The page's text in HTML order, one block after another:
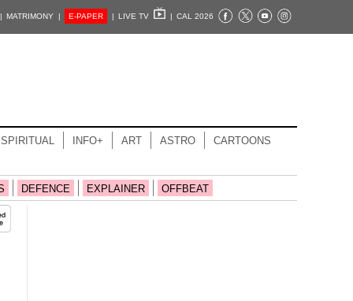
MATRIMONY | E-PAPER | LIVE TV | CAL 2026
SPIRITUAL INFO+ ART ASTRO CARTOONS
DEFENCE EXPLAINER OFFBEAT